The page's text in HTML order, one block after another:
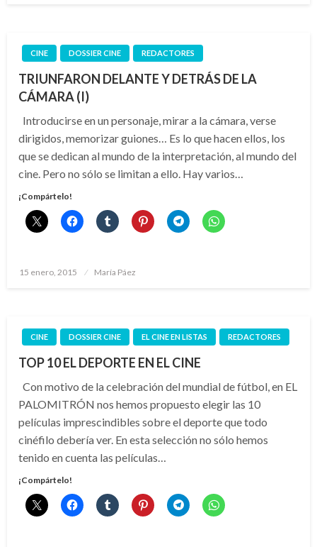
CINE DOSSIER CINE REDACTORES
TRIUNFARON DELANTE Y DETRÁS DE LA
CÁMARA (I)
Introducirse en un personaje, mirar a la cámara, verse
dirigidos, memorizar guiones… Es lo que hacen ellos, los
que se dedican al mundo de la interpretación, al mundo del
cine. Pero no sólo se limitan a ello. Hay varios…
¡Compártelo!
Publicado
15 enero, 2015 María Páez
CINE DOSSIER CINE EL CINE EN LISTAS REDACTORES
TOP 10 EL DEPORTE EN EL CINE
Con motivo de la celebración del mundial de fútbol, en EL
PALOMITRÓN nos hemos propuesto elegir las 10
películas imprescindibles sobre el deporte que todo
cinéfilo debería ver. En esta selección no sólo hemos
tenido en cuenta las películas…
¡Compártelo!